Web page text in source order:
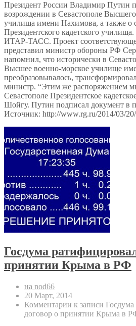
Президент России Владимир Путин
возрождении в Севастополе
училища имени Нахимова, а также о
Президентского кадетского
ИТАР-ТАСС. Проект
представил министр обороны РФ
напомнил, что исторически в
Высшее военно-морское училище
преобразовывалось,
министр. “Этим же распоряжением
Севастополе Президентское
Шойгу. Путин подписал документ в
Источник: http://www.rg.ru/2014/03/
Госдума
принятии Крыма в РФ
на nod66
20 Март, 2014
Комментарии к записи
договор о принятии Крыма в